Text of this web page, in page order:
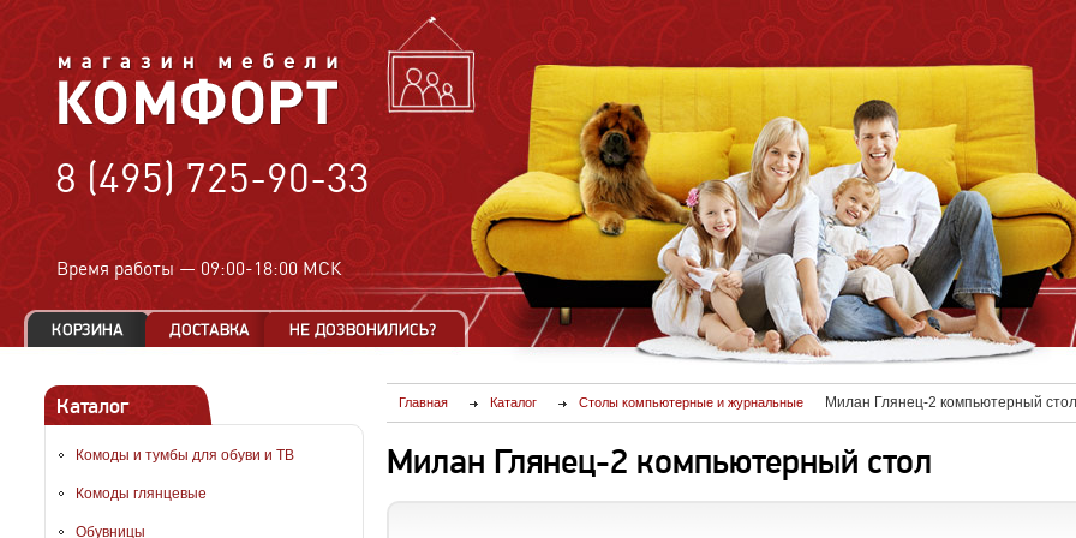
8 (495) 725-90-33
Время работы — 09:00-18:00 МСК
Каталог
Комоды и тумбы для обуви и ТВ
Комоды глянцевые
Обувницы
Главная Каталог Столы компьютерные и журнальные Милан Глянец-2 компьютерный стол
Милан Глянец-2 компьютерный стол